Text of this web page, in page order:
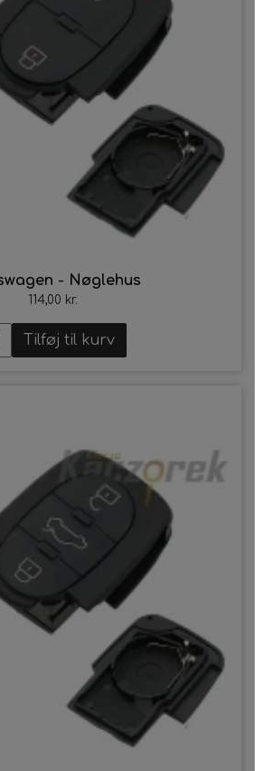
- Nøglehus
114,00 kr.
Tilføj til kurv